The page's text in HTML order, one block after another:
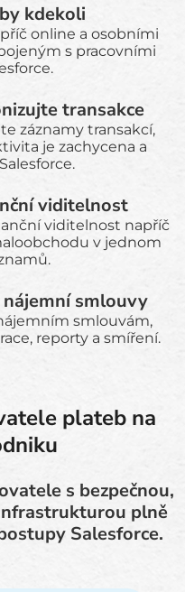
kdekoli
online a osobními
s pracovními
transakce
záznamy transakcí,
je zachycena a
viditelnost
viditelnost napříč
v jednom
smlouvy
smlouvám,
reporty a smíření.
plateb na
s bezpečnou,
plně
Salesforce.